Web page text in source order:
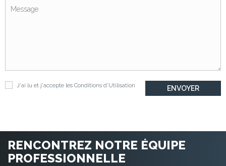
J'ai lu et j'accepte les Conditions d'Utilisation
RENCONTREZ NOTRE ÉQUIPE
PROFESSIONNELLE